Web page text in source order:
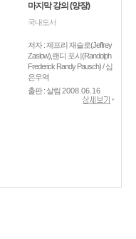
마지막 강의 (양장)
국내도서
저자 : 제프리 재슬로(Jeffrey
Zaslow),랜디 포시(Randolph
Frederick Randy Pausch) / 심
은우역
출판 : 살림2008.06.16